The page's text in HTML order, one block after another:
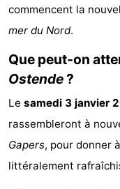
faire
d'intérêt
-
Monuments
-
Églises
-
de
-
commencent la
mer du Nord.
Que peut-on
Ostende?
Le samedi 3 janvier
rassembleront à
Gapers, pour donner
littéralement